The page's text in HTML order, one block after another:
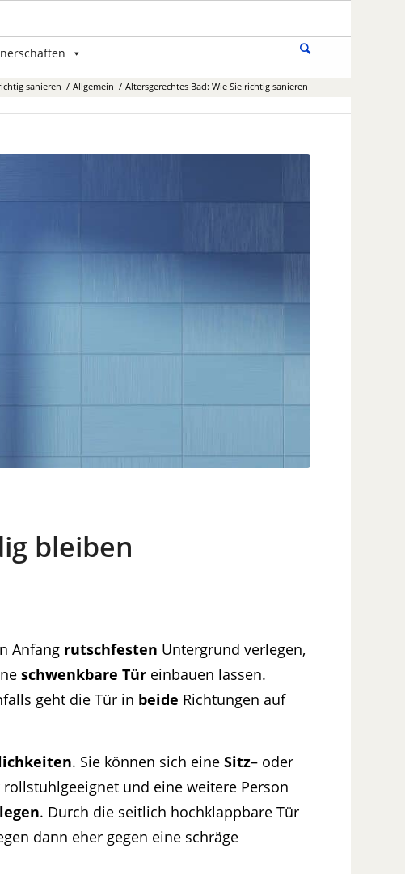
sanieren / Allgemein / Altersgerechtes Bad: Wie Sie richtig sanieren
bleiben
Anfang rutschfesten Untergrund verlegen,
schwenkbare Tür einbauen lassen.
geht die Tür in beide Richtungen auf
. Sie können sich eine Sitz– oder
und eine weitere Person
. Durch die seitlich hochklappbare Tür
dann eher gegen eine schräge